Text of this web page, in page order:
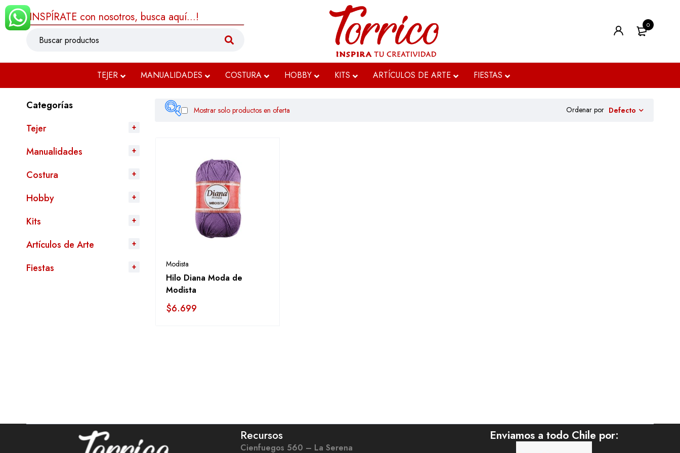
¡INSPÍRATE con nosotros, busca aquí...!
0
TEJER MANUALIDADES COSTURA HOBBY KITS ARTÍCULOS DE ARTE FIESTAS
Categorías
Tejer
Manualidades
Costura
Hobby
Kits
Artículos de Arte
Fiestas
Ordenar por Defecto
Mostrar solo productos en oferta
Modista
Hilo Diana Moda de
Modista
$6.699
Recursos
Cienfuegos 560 – La Serena
Enviamos a todo Chile por: